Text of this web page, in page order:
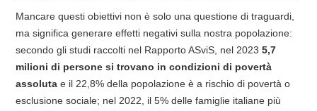
Mancare questi obiettivi non è solo una questione di traguardi,
ma significa generare effetti negativi sulla nostra popolazione:
secondo gli studi raccolti nel Rapporto ASviS, nel 2023 5,7
milioni di persone si trovano in condizioni di povertà
assoluta e il 22,8% della popolazione è a rischio di povertà o
esclusione sociale; nel 2022, il 5% delle famiglie italiane più